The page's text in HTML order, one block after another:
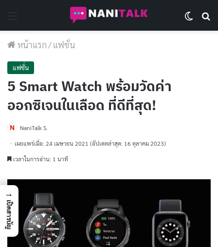
หน้าแรก/แฟชั่น
แฟชั่น
5 Smart Watch พร้อมวัดค่า
ออกซิเจนในเลือด ที่ดีที่สุด!
NaniTalk S.
เผยแพร่เมื่อ: 24 เมษายน 2021 (อัปเดตล่าสุด: 16 ตุลาคม 2023)
เวลาในการอ่าน: 1 นาที
→
เปิดสารบัญ